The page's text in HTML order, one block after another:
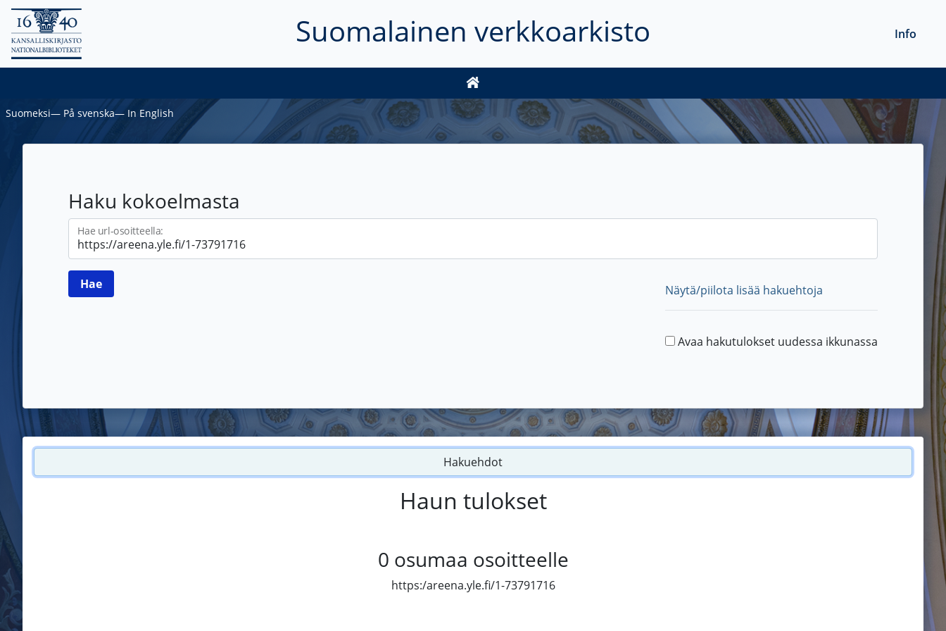
Suomalainen verkkoarkisto Info
Suomeksi― På svenska― In English
Haku kokoelmasta
Hae url-osoitteella:
Näytä/piilota lisää hakuehtoja
Avaa hakutulokset uudessa ikkunassa
Hakuehdot
Haun tulokset
0 osumaa osoitteelle
https:/areena.yle.fi/1-73791716